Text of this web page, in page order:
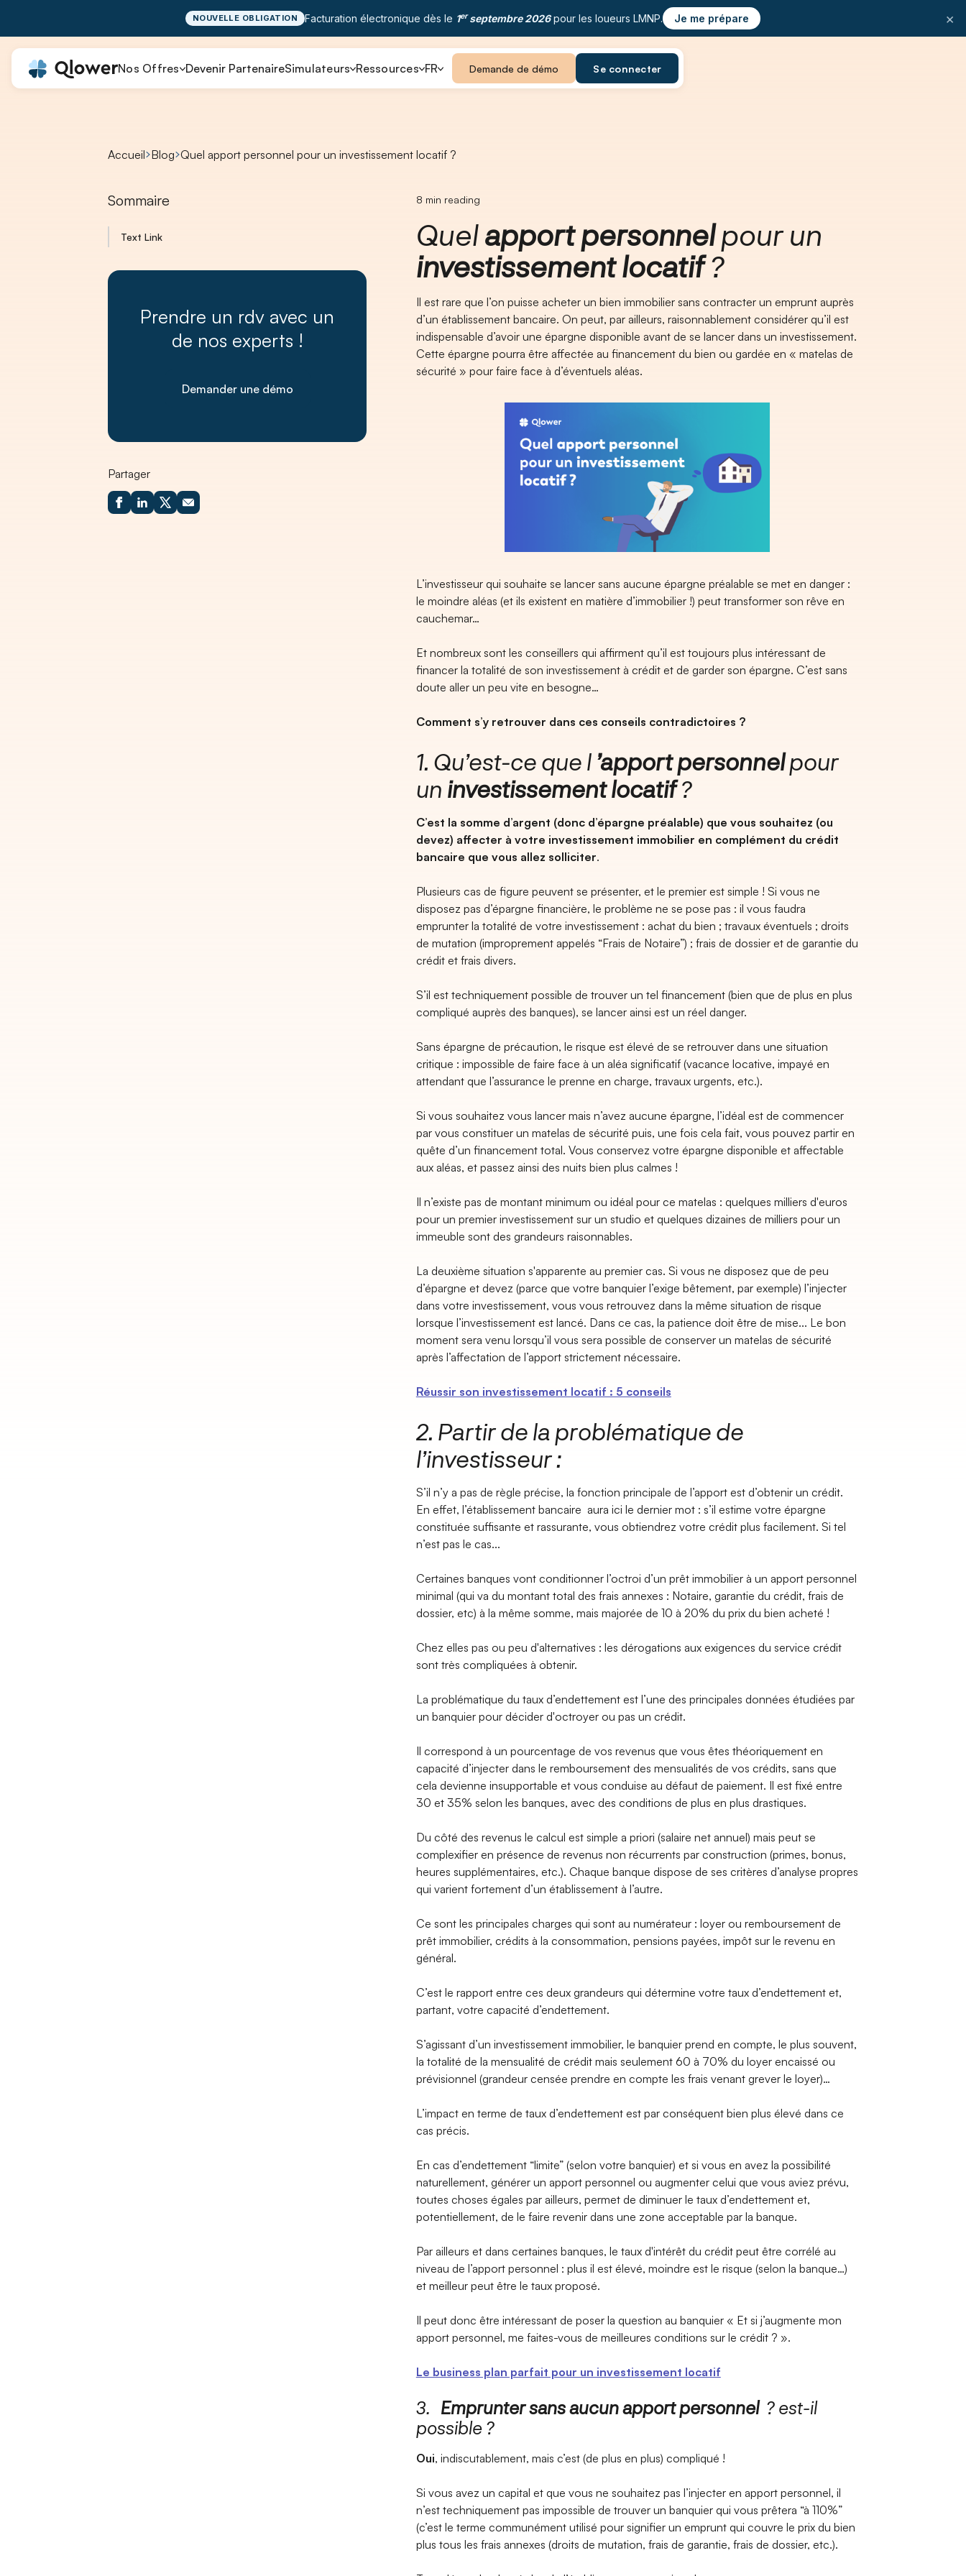
NOUVELLE OBLIGATION Facturation électronique dès le 1erseptembre 2026pour les loueurs LMNP. Je me prépare ×
Nos Offres Devenir PartenaireSimulateurs Ressources FR Demande de démo Se connecter
Accueil Blog Quel apport personnel pour un investissement locatif ?
Sommaire
Text Link
Prendre un rdv avec un
de nos experts !
Demander une démo
Partager
8 min reading
Quelapport personnelpour un
investissement locatif?
Il est rare que l’on puisse acheter un bien immobilier sans contracter un emprunt auprès
d’un établissement bancaire. On peut, par ailleurs, raisonnablement considérer qu’il est
indispensable d’avoir une épargne disponible avant de se lancer dans un investissement.
Cette épargne pourra être affectée au financement du bien ou gardée en « matelas de
sécurité » pour faire face à d’éventuels aléas.
L’investisseur qui souhaite se lancer sans aucune épargne préalable se met en danger :
le moindre aléas (et ils existent en matière d’immobilier !) peut transformer son rêve en
cauchemar…
Et nombreux sont les conseillers qui affirment qu’il est toujours plus intéressant de
financer la totalité de son investissement à crédit et de garder son épargne. C’est sans
doute aller un peu vite en besogne…
Comment s’y retrouver dans ces conseils contradictoires ?
1. Qu’est-ce que l ’apport personnelpour
un investissement locatif?
C’est la somme d’argent (donc d’épargne préalable) que vous souhaitez (ou
devez) affecter à votre investissement immobilier en complément du crédit
bancaire que vous allez solliciter.
Plusieurs cas de figure peuvent se présenter, et le premier est simple ! Si vous ne
disposez pas d’épargne financière, le problème ne se pose pas : il vous faudra
emprunter la totalité de votre investissement : achat du bien ; travaux éventuels ; droits
de mutation (improprement appelés “Frais de Notaire”) ; frais de dossier et de garantie du
crédit et frais divers.
S’il est techniquement possible de trouver un tel financement (bien que de plus en plus
compliqué auprès des banques), se lancer ainsi est un réel danger.
Sans épargne de précaution, le risque est élevé de se retrouver dans une situation
critique : impossible de faire face à un aléa significatif (vacance locative, impayé en
attendant que l’assurance le prenne en charge, travaux urgents, etc.).
Si vous souhaitez vous lancer mais n’avez aucune épargne, l’idéal est de commencer
par vous constituer un matelas de sécurité puis, une fois cela fait, vous pouvez partir en
quête d’un financement total. Vous conservez votre épargne disponible et affectable
aux aléas, et passez ainsi des nuits bien plus calmes !
Il n’existe pas de montant minimum ou idéal pour ce matelas : quelques milliers d'euros
pour un premier investissement sur un studio et quelques dizaines de milliers pour un
immeuble sont des grandeurs raisonnables.
La deuxième situation s'apparente au premier cas. Si vous ne disposez que de peu
d’épargne et devez (parce que votre banquier l’exige bêtement, par exemple) l’injecter
dans votre investissement, vous vous retrouvez dans la même situation de risque
lorsque l’investissement est lancé. Dans ce cas, la patience doit être de mise... Le bon
moment sera venu lorsqu’il vous sera possible de conserver un matelas de sécurité
après l’affectation de l’apport strictement nécessaire.
Réussir son investissement locatif : 5 conseils
2. Partir de la problématique de
l’investisseur :
S’il n’y a pas de règle précise, la fonction principale de l’apport est d’obtenir un crédit.
En effet, l’établissement bancaire aura ici le dernier mot : s’il estime votre épargne
constituée suffisante et rassurante, vous obtiendrez votre crédit plus facilement. Si tel
n’est pas le cas...
Certaines banques vont conditionner l’octroi d’un prêt immobilier à un apport personnel
minimal (qui va du montant total des frais annexes : Notaire, garantie du crédit, frais de
dossier, etc) à la même somme, mais majorée de 10 à 20% du prix du bien acheté !
Chez elles pas ou peu d'alternatives : les dérogations aux exigences du service crédit
sont très compliquées à obtenir.
La problématique du taux d’endettement est l’une des principales données étudiées par
un banquier pour décider d'octroyer ou pas un crédit.
Il correspond à un pourcentage de vos revenus que vous êtes théoriquement en
capacité d’injecter dans le remboursement des mensualités de vos crédits, sans que
cela devienne insupportable et vous conduise au défaut de paiement. Il est fixé entre
30 et 35% selon les banques, avec des conditions de plus en plus drastiques.
Du côté des revenus le calcul est simple a priori (salaire net annuel) mais peut se
complexifier en présence de revenus non récurrents par construction (primes, bonus,
heures supplémentaires, etc.). Chaque banque dispose de ses critères d’analyse propres
qui varient fortement d’un établissement à l’autre.
Ce sont les principales charges qui sont au numérateur : loyer ou remboursement de
prêt immobilier, crédits à la consommation, pensions payées, impôt sur le revenu en
général.
C’est le rapport entre ces deux grandeurs qui détermine votre taux d’endettement et,
partant, votre capacité d’endettement.
S’agissant d’un investissement immobilier, le banquier prend en compte, le plus souvent,
la totalité de la mensualité de crédit mais seulement 60 à 70% du loyer encaissé ou
prévisionnel (grandeur censée prendre en compte les frais venant grever le loyer)…
L’impact en terme de taux d’endettement est par conséquent bien plus élevé dans ce
cas précis.
En cas d’endettement “limite” (selon votre banquier) et si vous en avez la possibilité
naturellement, générer un apport personnel ou augmenter celui que vous aviez prévu,
toutes choses égales par ailleurs, permet de diminuer le taux d’endettement et,
potentiellement, de le faire revenir dans une zone acceptable par la banque.
Par ailleurs et dans certaines banques, le taux d'intérêt du crédit peut être corrélé au
niveau de l’apport personnel : plus il est élevé, moindre est le risque (selon la banque…)
et meilleur peut être le taux proposé.
Il peut donc être intéressant de poser la question au banquier « Et si j’augmente mon
apport personnel, me faites-vous de meilleures conditions sur le crédit ? ».
Le business plan parfait pour un investissement locatif
3. Emprunter sans aucun apport personnel ? est-il
possible ?
Oui, indiscutablement, mais c’est (de plus en plus) compliqué !
Si vous avez un capital et que vous ne souhaitez pas l’injecter en apport personnel, il
n’est techniquement pas impossible de trouver un banquier qui vous prêtera “à 110%”
(c’est le terme communément utilisé pour signifier un emprunt qui couvre le prix du bien
plus tous les frais annexes (droits de mutation, frais de garantie, frais de dossier, etc.).